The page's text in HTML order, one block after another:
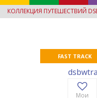
КОЛЛЕКЦИЯ ПУТЕШЕСТВИЙ
FAST TRACK
Мои